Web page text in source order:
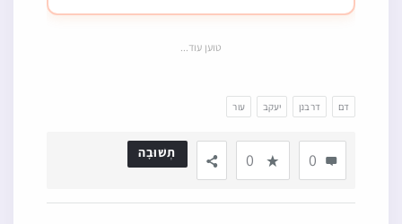
טוען עוד...
דם דרבנן יעקב עור
0
0 תְשׁוּבָה